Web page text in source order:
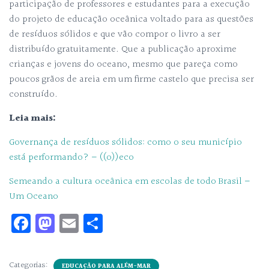
participação de professores e estudantes para a execução
do projeto de educação oceânica voltado para as questões
de resíduos sólidos e que vão compor o livro a ser
distribuído gratuitamente. Que a publicação aproxime
crianças e jovens do oceano, mesmo que pareça como
poucos grãos de areia em um firme castelo que precisa ser
construído.
Leia mais:
Governança de resíduos sólidos: como o seu município
está performando? – ((o))eco
Semeando a cultura oceânica em escolas de todo Brasil –
Um Oceano
Fa
ce
bo
M
as
to
E
m
aile
Categorias: EDUCAÇÃO PARA ALÉM-MAR